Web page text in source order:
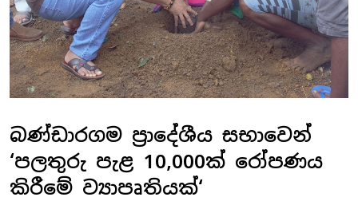
බණ්ඩාරගම ප්‍රාදේශීය සභාවෙන්
‘පලතුරු පැළ 10,000ක් රෝපණය
කිරීමේ ව්‍යාපෘතියක්‘